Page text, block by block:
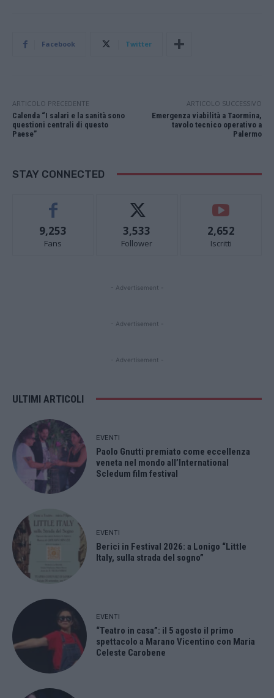
Facebook Twitter
ARTICOLO PRECEDENTE
Calenda “I salari e la sanità sono
questioni centrali di questo
Paese”
ARTICOLO SUCCESSIVO
Emergenza viabilità a Taormina,
tavolo tecnico operativo a
Palermo
STAY CONNECTED
9,253
Fans
3,533
Follower
2,652
Iscritti
- Advertisement -
- Advertisement -
- Advertisement -
ULTIMI ARTICOLI
EVENTI
Paolo Gnutti premiato come eccellenza
veneta nel mondo all’International
Scledum film festival
EVENTI
Berici in Festival 2026: a Lonigo “Little
Italy, sulla strada del sogno”
EVENTI
“Teatro in casa”: il 5 agosto il primo
spettacolo a Marano Vicentino con Maria
Celeste Carobene